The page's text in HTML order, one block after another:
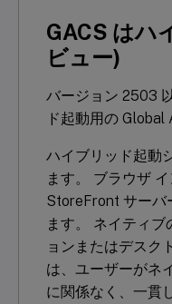
GACS はハ
ビュー)
バージョン 2503
ド起動用の
ハイブリッド起動
ます。 ブラウザ
StoreFront サーバ
ます。 ネイティ
ョンまたはデスク
は、ユーザーがネ
に関係なく、一貫